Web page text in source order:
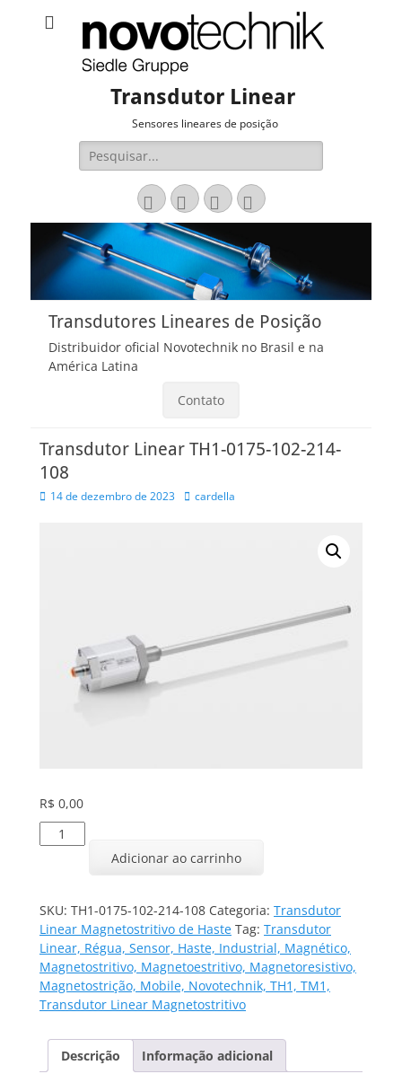
Transdutor Linear
Sensores lineares de posição
Pesquisar
por:
EmailLinkedIn
Website
Fone
Transdutores Lineares de Posição
Distribuidor oficial Novotechnik no Brasil e na
América Latina
Contato
Transdutor Linear TH1-0175-102-214-
108
Posted
14 de dezembro de 2023 Autor
cardella
R$ 0,00
Transdutor
Linear
102-
214-
108
quantidade
Adicionar ao carrinho
SKU: TH1-0175-102-214-108 Categoria: Transdutor
Linear Magnetostritivo de Haste Tag: Transdutor
Linear, Régua, Sensor, Haste, Industrial, Magnético,
Magnetostritivo, Magnetoestritivo, Magnetoresistivo,
Magnetostrição, Mobile, Novotechnik, TH1, TM1,
Transdutor Linear Magnetostritivo
Descrição Informação adicional